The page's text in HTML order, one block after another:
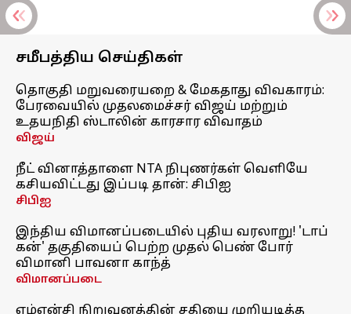
சமீபத்திய செய்திகள்
தொகுதி மறுவரையறை & மேகதாது விவகாரம்:
பேரவையில் முதலமைச்சர் விஜய் மற்றும்
உதயநிதி ஸ்டாலின் காரசார விவாதம்
விஜய்
நீட் வினாத்தாளை NTA நிபுணர்கள் வெளியே
கசியவிட்டது இப்படி தான்: சிபிஐ
சிபிஐ
இந்திய விமானப்படையில் புதிய வரலாறு! 'டாப்
கன்' தகுதியைப் பெற்ற முதல் பெண் போர்
விமானி பாவனா காந்த்
விமானப்படை
எம்என்சி நிறுவனத்தின் சதியை முறியடித்த